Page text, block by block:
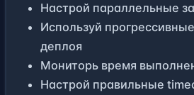
Настрой параллельные
Используй
деплоя
Мониторь время
Настрой правильные